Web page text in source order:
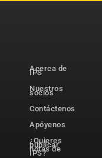
Acerca de
IPS
Nuestros
socios
Contáctenos
Apóyenos
¿Quieres
publicar
notas de
IPS?